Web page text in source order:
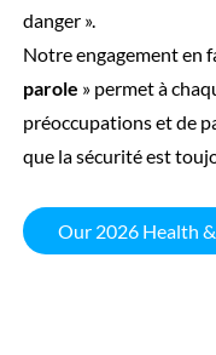
danger ».
Notre engagement en
parole » permet à
préoccupations et de
que la sécurité est
Our 2026 Health